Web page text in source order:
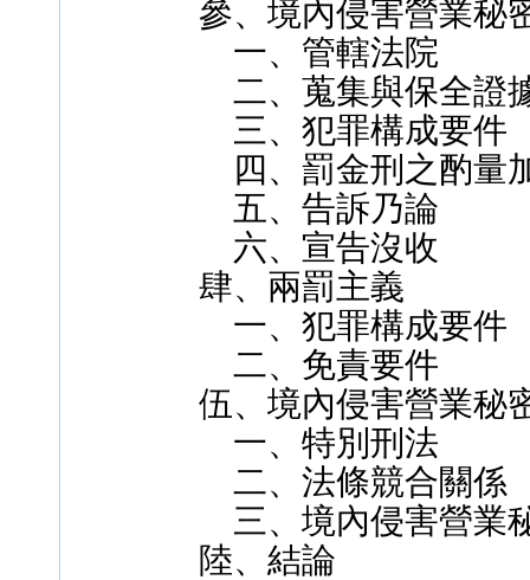
參、境內侵害營業秘
一、管轄法院
二、蒐集與保全證
三、犯罪構成要件
四、罰金刑之酌量
五、告訴乃論
六、宣告沒收
肆、兩罰主義
一、犯罪構成要件
二、免責要件
伍、境內侵害營業秘
一、特別刑法
二、法條競合關係
三、境內侵害營業
陸、結論